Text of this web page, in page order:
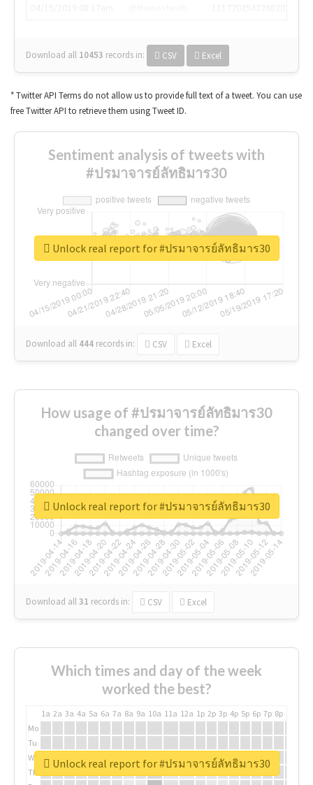
Download all 10453 records in: CSV Excel
* Twitter API Terms do not allow us to provide full text of a tweet. You can use
free Twitter API to retrieve them using Tweet ID.
Sentiment analysis of tweets with
#ปรมาจารย์ลัทธิมาร30
Download all 444 records in: CSV Excel
Unlock real report for #ปรมาจารย์ลัทธิมาร30
How usage of #ปรมาจารย์ลัทธิมาร30
changed over time?
Download all31 records in: CSV Excel
Unlock real report for #ปรมาจารย์ลัทธิมาร30
Which times and day of the week
worked the best?
1a 2a 3a 4a 5a 6a 7a 8a 9a 10a 11a 12a 1p 2p 3p 4p 5p 6p 7p 8p
Mo
Tu
We
Th
Unlock real report for #ปรมาจารย์ลัทธิมาร30